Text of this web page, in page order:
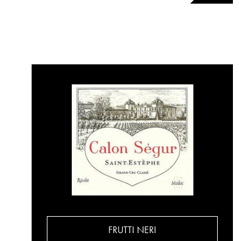
FRUTTI NERI